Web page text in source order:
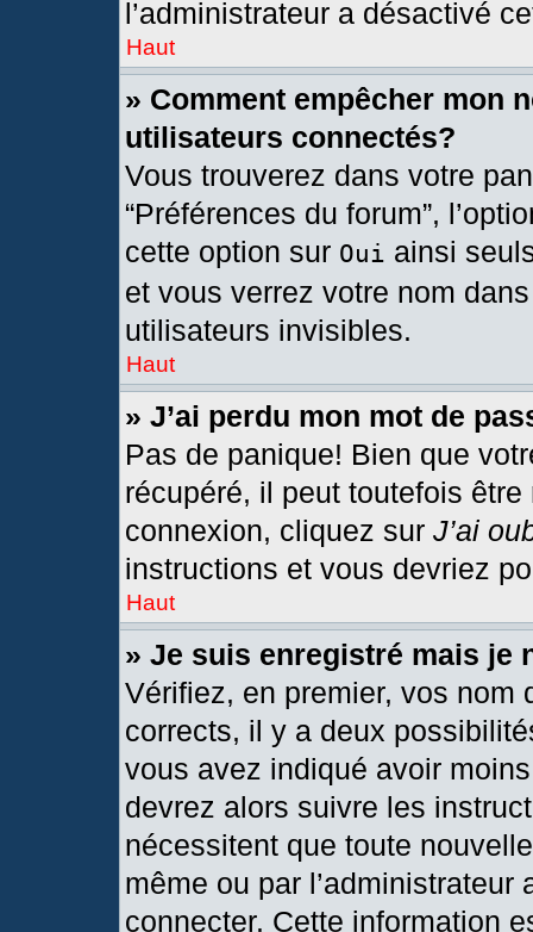
l’administrateur a désactivé
Haut
» Comment empêcher mon
utilisateurs connectés?
Vous trouverez dans votre
“Préférences du forum”,
cette option sur Oui ainsi
et vous verrez votre nom
utilisateurs invisibles.
Haut
» J’ai perdu mon mot de
Pas de panique! Bien que
récupéré, il peut toutefois
connexion, cliquez sur J’ai
instructions et vous devriez
Haut
» Je suis enregistré mais je
Vérifiez, en premier, vos nom
corrects, il y a deux
vous avez indiqué avoir
devrez alors suivre les
nécessitent que toute
même ou par
connecter. Cette information